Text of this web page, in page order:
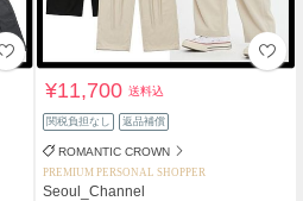
¥11,700送料込
関税負担なし 返品補償
ROMANTIC CROWN
PREMIUM PERSONAL SHOPPER
Seoul_Channel